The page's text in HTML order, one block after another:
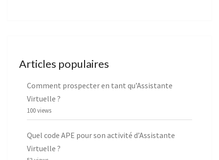
Articles populaires
Comment prospecter en tant qu’Assistante
Virtuelle ?
100 views
Quel code APE pour son activité d’Assistante
Virtuelle ?